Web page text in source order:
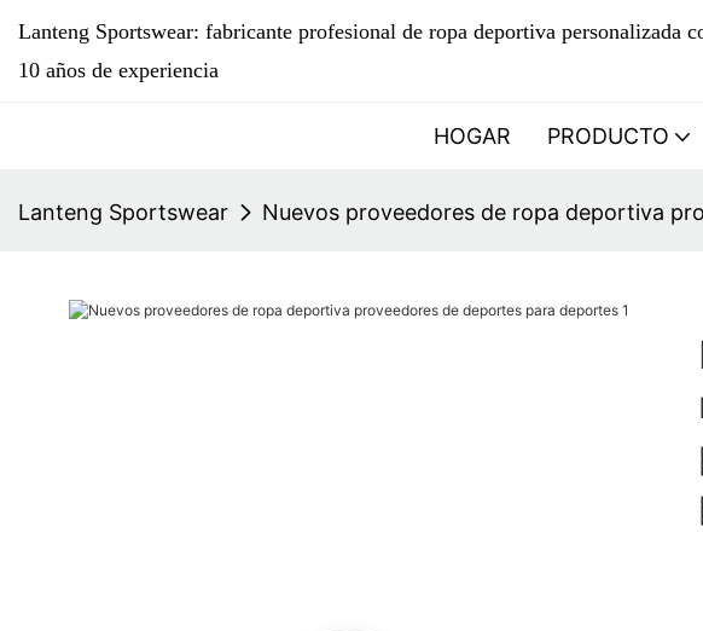
Lanteng Sportswear: fabricante profesional de ropa deportiva personalizada
10 años de experiencia
HOGAR PRODUCTO
Lanteng Sportswear Nuevos proveedores de ropa deportiva